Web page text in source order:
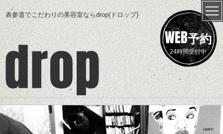
表参道でこだわりの美容室ならdrop(ドロップ)
WEB予約
24時間受付中